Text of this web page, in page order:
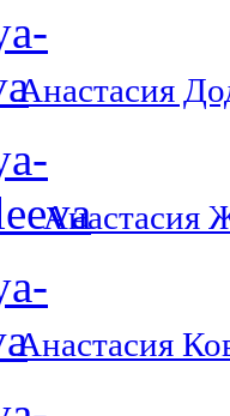
Анастасия
Анастасия
Анастасия